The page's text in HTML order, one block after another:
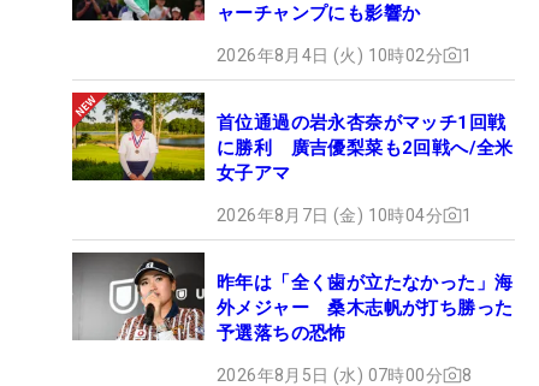
ャーチャンプにも影響か
2026年8月4日 (火) 10時02分 1
首位通過の岩永杏奈がマッチ1回戦
に勝利 廣吉優梨菜も2回戦へ/全米
女子アマ
2026年8月7日 (金) 10時04分 1
昨年は「全く歯が立たなかった」海
外メジャー 桑木志帆が打ち勝った
予選落ちの恐怖
2026年8月5日 (水) 07時00分 8